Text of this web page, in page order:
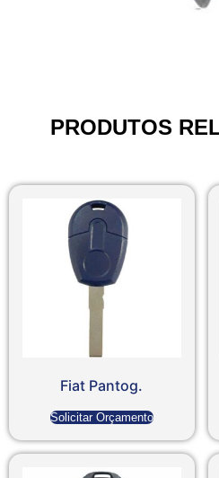
PRODUTOS
Fiat Pantog.
Solicitar Orçamento